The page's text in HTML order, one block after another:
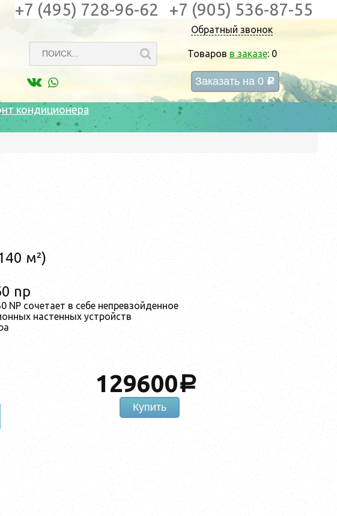
Обратный звонок
Товаров в заказе: 0
Заказать на 0 c
+7 (495) 728-96-62 +7 (905) 536-87-55
кондиционера
м²)
np
NP сочетает в себе непревзойденное
настенных устройств
129600a
Купить